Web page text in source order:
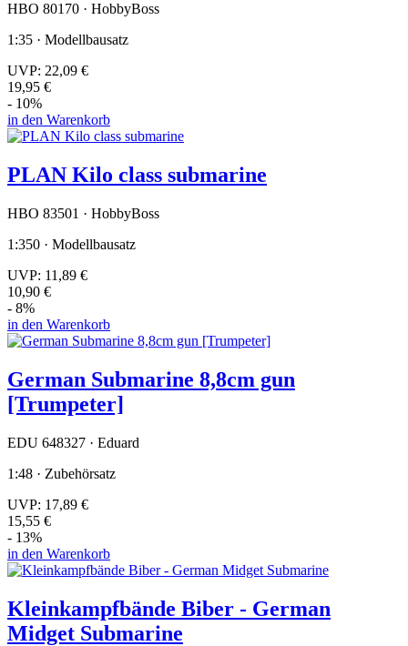
HBO 80170 · HobbyBoss
1:35 · Modellbausatz
UVP: 22,09 €
19,95 €
- 10%
in den Warenkorb
PLAN Kilo class submarine
HBO 83501 · HobbyBoss
1:350 · Modellbausatz
UVP: 11,89 €
10,90 €
- 8%
in den Warenkorb
German Submarine 8,8cm gun
[Trumpeter]
EDU 648327 · Eduard
1:48 · Zubehörsatz
UVP: 17,89 €
15,55 €
- 13%
in den Warenkorb
Kleinkampfbände Biber - German
Midget Submarine